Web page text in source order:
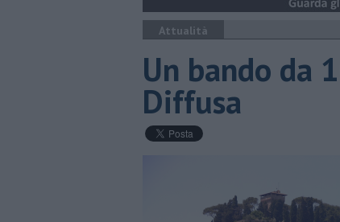
Attualità
Un bando da
Diffusa